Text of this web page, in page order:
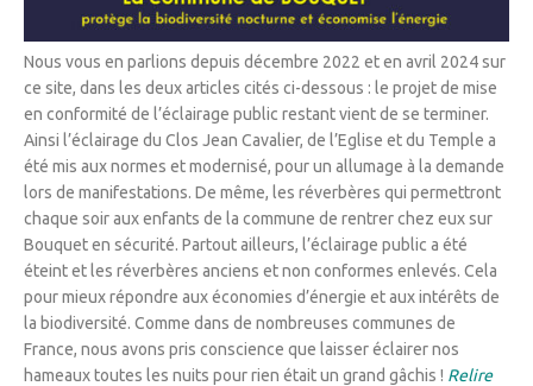
Nous vous en parlions depuis décembre 2022 et en avril 2024 sur
ce site, dans les deux articles cités ci-dessous : le projet de mise
en conformité de l’éclairage public restant vient de se terminer.
Ainsi l’éclairage du Clos Jean Cavalier, de l’Eglise et du Temple a
été mis aux normes et modernisé, pour un allumage à la demande
lors de manifestations. De même, les réverbères qui permettront
chaque soir aux enfants de la commune de rentrer chez eux sur
Bouquet en sécurité. Partout ailleurs, l’éclairage public a été
éteint et les réverbères anciens et non conformes enlevés. Cela
pour mieux répondre aux économies d’énergie et aux intérêts de
la biodiversité. Comme dans de nombreuses communes de
France, nous avons pris conscience que laisser éclairer nos
hameaux toutes les nuits pour rien était un grand gâchis ! Relire